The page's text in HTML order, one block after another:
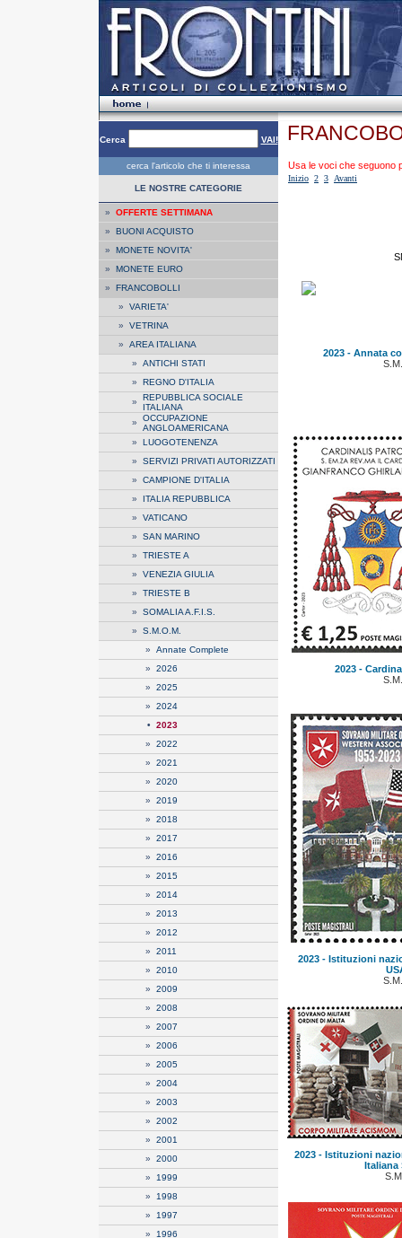
Cerca VAI!
cerca l'articolo che ti interessa
LE NOSTRE CATEGORIE
» OFFERTE SETTIMANA
» BUONI ACQUISTO
» MONETE NOVITA'
» MONETE EURO
» FRANCOBOLLI
» VARIETA'
» VETRINA
» AREA ITALIANA
» ANTICHI STATI
» REGNO D'ITALIA
» REPUBBLICA SOCIALE
ITALIANA
» OCCUPAZIONE
ANGLOAMERICANA
» LUOGOTENENZA
» SERVIZI PRIVATI AUTORIZZATI
» CAMPIONE D'ITALIA
» ITALIA REPUBBLICA
» VATICANO
» SAN MARINO
» TRIESTE A
» VENEZIA GIULIA
» TRIESTE B
» SOMALIA A.F.I.S.
» S.M.O.M.
» Annate Complete
» 2026
» 2025
» 2024
• 2023
» 2022
» 2021
» 2020
» 2019
» 2018
» 2017
» 2016
» 2015
» 2014
» 2013
» 2012
» 2011
» 2010
» 2009
» 2008
» 2007
» 2006
» 2005
» 2004
» 2003
» 2002
» 2001
» 2000
» 1999
» 1998
» 1997
» 1996
Usa le voci che seguono
Inizio 2 3 Avanti
2023 - Annata
2023 -
2023 - Istituzioni
2023 - Istituzioni
Italiana